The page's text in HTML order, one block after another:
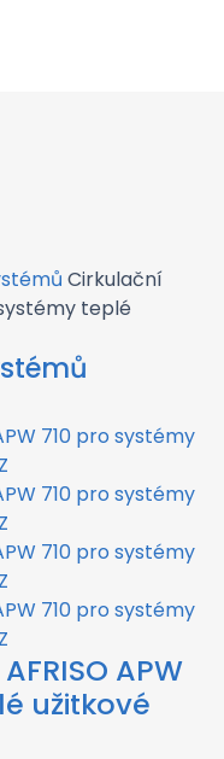
Cirkulační
teplé
APW
užitkové